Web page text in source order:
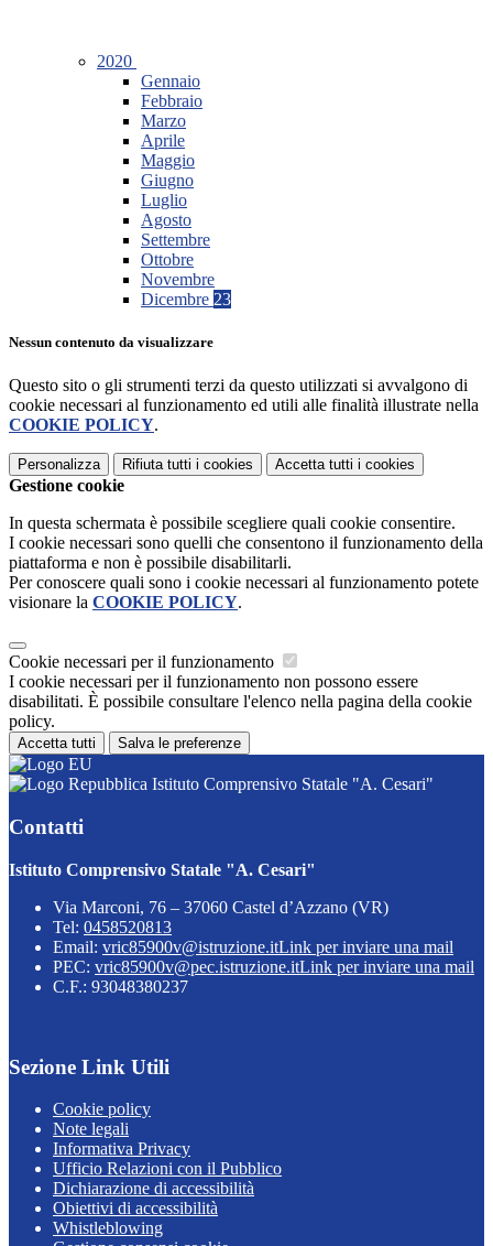
2020
Gennaio
Febbraio
Marzo
Aprile
Maggio
Giugno
Luglio
Agosto
Settembre
Ottobre
Novembre
Dicembre 23
Nessun contenuto da visualizzare
Questo sito o gli strumenti terzi da questo utilizzati si avvalgono di
cookie necessari al funzionamento ed utili alle finalità illustrate nella
COOKIE POLICY.
Personalizza Rifiuta tutti i cookies Accetta tutti i cookies
Gestione cookie
In questa schermata è possibile scegliere quali cookie consentire.
I cookie necessari sono quelli che consentono il funzionamento della
piattaforma e non è possibile disabilitarli.
Per conoscere quali sono i cookie necessari al funzionamento potete
visionare la COOKIE POLICY.
Cookie necessari per il funzionamento
I cookie necessari per il funzionamento non possono essere
disabilitati. È possibile consultare l'elenco nella pagina della cookie
policy.
Accetta tutti Salva le preferenze
Istituto Comprensivo Statale "A. Cesari"
Contatti
Istituto Comprensivo Statale "A. Cesari"
Via Marconi, 76 – 37060 Castel d’Azzano (VR)
Tel: 0458520813
Email: vric85900v@istruzione.itLink per inviare una mail
PEC: vric85900v@pec.istruzione.itLink per inviare una mail
C.F.: 93048380237
Sezione Link Utili
Cookie policy
Note legali
Informativa Privacy
Ufficio Relazioni con il Pubblico
Dichiarazione di accessibilità
Obiettivi di accessibilità
Whistleblowing